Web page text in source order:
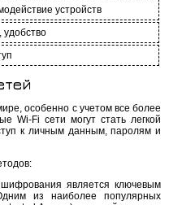
устройств
удобство
особенно с учетом все более
Wi-Fi сети могут стать легкой
к личным данным, паролям и
является ключевым
из наиболее популярных